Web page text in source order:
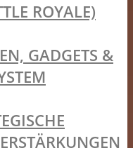
ROYALE)
GADGETS &